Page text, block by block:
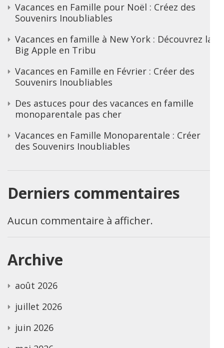
Vacances en Famille pour Noël : Créez des
Souvenirs Inoubliables
Vacances en famille à New York : Découvrez la
Big Apple en Tribu
Vacances en Famille en Février : Créer des
Souvenirs Inoubliables
Des astuces pour des vacances en famille
monoparentale pas cher
Vacances en Famille Monoparentale : Créer
des Souvenirs Inoubliables
Derniers commentaires
Aucun commentaire à afficher.
Archive
août 2026
juillet 2026
juin 2026